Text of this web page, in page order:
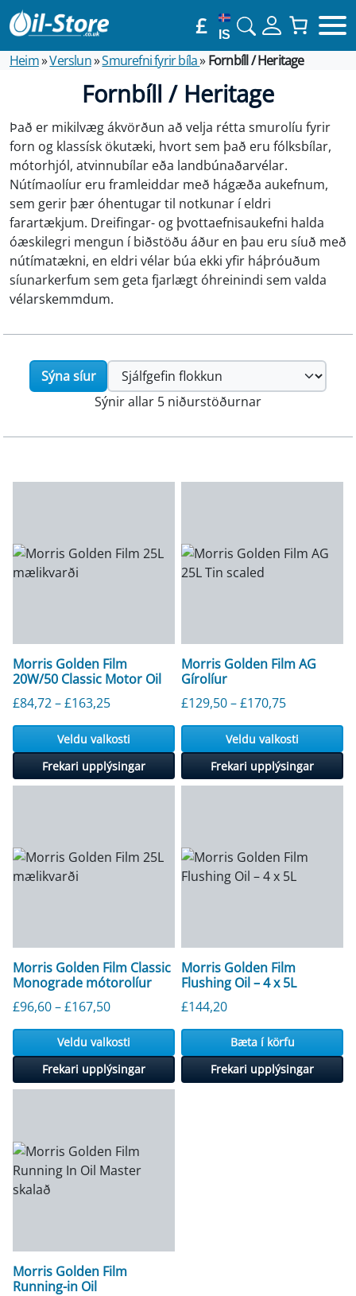
£ IS
Heim»Verslun»Smurefni fyrir bíla»Fornbíll / Heritage
Fornbíll / Heritage
Það er mikilvæg ákvörðun að velja rétta smurolíu fyrir
forn og klassísk ökutæki, hvort sem það eru fólksbílar,
mótorhjól, atvinnubílar eða landbúnaðarvélar.
Nútímaolíur eru framleiddar með hágæða aukefnum,
sem gerir þær óhentugar til notkunar í eldri
farartækjum. Dreifingar- og þvottaefnisaukefni halda
óæskilegri mengun í biðstöðu áður en þau eru síuð með
nútímatækni, en eldri vélar búa ekki yfir háþróuðum
síunarkerfum sem geta fjarlægt óhreinindi sem valda
vélarskemmdum.
Sýna síur
Sýnir allar 5 niðurstöðurnar
Morris Golden Film
20W/50 Classic Motor Oil
£84,72–£163,25Verðbil: £84,72 til £163,25
Veldu valkosti
Frekari upplýsingar
Morris Golden Film AG
Gírolíur
£129,50–£170,75Verðbil:
Veldu valkosti
Frekari upplýsingar
Morris Golden Film Classic
Monograde mótorolíur
£96,60–£167,50Verðbil: £96,60 til £167,50
Veldu valkosti
Frekari upplýsingar
Morris Golden Film
Flushing Oil – 4 x 5L
£144,20
Bæta í körfu
Frekari upplýsingar
Morris Golden Film
Running-in Oil